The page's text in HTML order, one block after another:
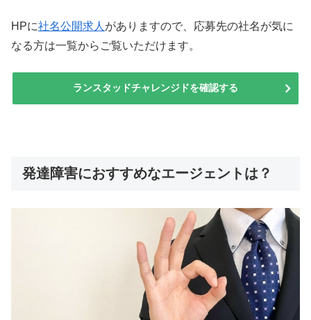
HPに社名公開求人 がありますので、応募先の社名が気に
なる方は一覧からご覧いただけます。
ランスタッドチャレンジドを確認する
発達障害におすすめなエージェントは？